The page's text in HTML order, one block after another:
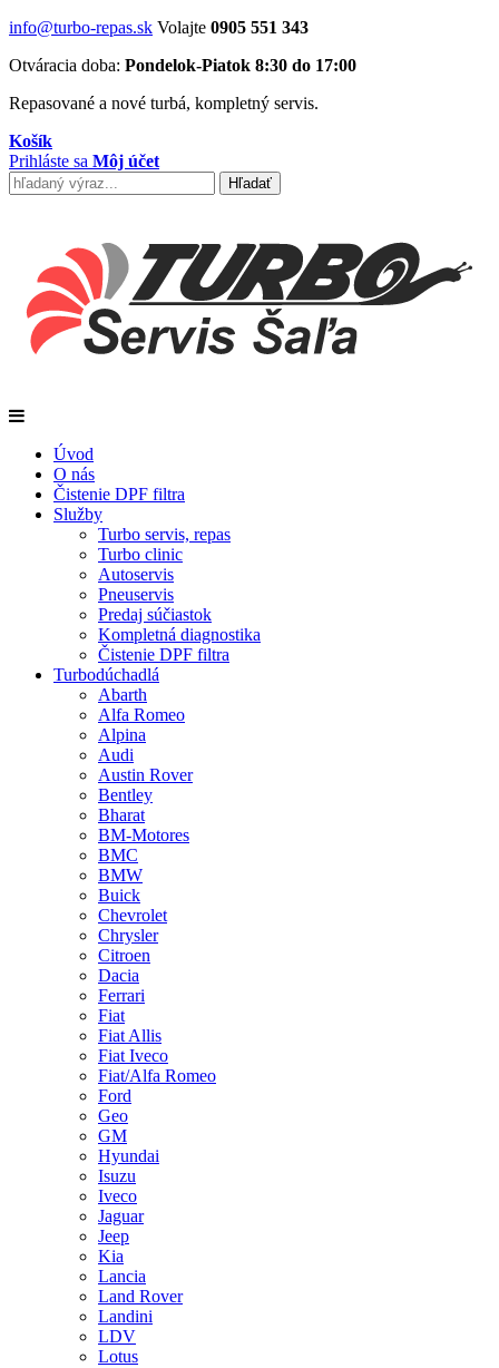
info@turbo-repas.sk Volajte 0905 551 343
Otváracia doba: Pondelok-Piatok 8:30 do 17:00
Repasované a nové turbá, kompletný servis.
Košík
Prihláste sa Môj účet
Úvod
O nás
Čistenie DPF filtra
Služby
Turbo servis, repas
Turbo clinic
Autoservis
Pneuservis
Predaj súčiastok
Kompletná diagnostika
Čistenie DPF filtra
Turbodúchadlá
Abarth
Alfa Romeo
Alpina
Audi
Austin Rover
Bentley
Bharat
BM-Motores
BMC
BMW
Buick
Chevrolet
Chrysler
Citroen
Dacia
Ferrari
Fiat
Fiat Allis
Fiat Iveco
Fiat/Alfa Romeo
Ford
Geo
GM
Hyundai
Isuzu
Iveco
Jaguar
Jeep
Kia
Lancia
Land Rover
Landini
LDV
Lotus